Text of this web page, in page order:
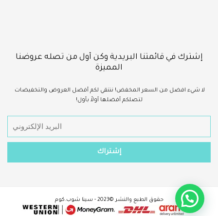
إشترك في قائمتنا البريدية وكن أول من تصله عروضنا
المميزة
لا شيء افضل من السعر المخفض! ننتقي لكم أفضل العروض والتخفيضات
لتصلكم أفضلها أولاً بأول!
حقوق الطبع والنشر ©2023 - سينا شوب.كوم